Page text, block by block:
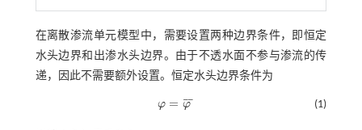
在离散渗流单元模型中，需要设置两种边界条件，即恒定
水头边界和出渗水头边界。由于不透水面不参与渗流的传
递，因此不需要额外设置。恒定水头边界条件为
φ = φ
¯¯
φ=φ¯ (1)